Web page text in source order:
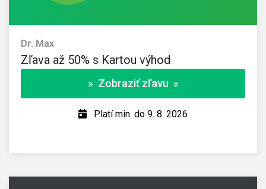
Dr. Max
Zľava až 50% s Kartou výhod
» Zobraziť zľavu «
Platí min. do 9. 8. 2026